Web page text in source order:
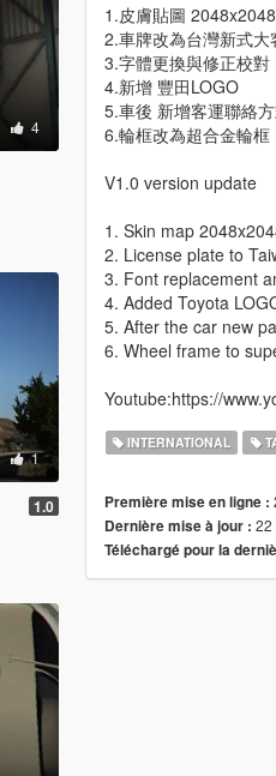
4
1
1.0
1.皮膚貼圖
2.車牌改為台灣新式大
3.字體更換與修正校對
4.新增 豐田LOGO
5.車後 新增客運聯絡
6.輪框改為超合金輪框
V1.0 version update
1. Skin map
2. License plate to
3. Font replacement
4. Added Toyota
5. After the car new
6. Wheel frame to
Youtube:https://
INTERNATIONAL
Première mise en ligne :
Dernière mise à jour : 22
Téléchargé pour la